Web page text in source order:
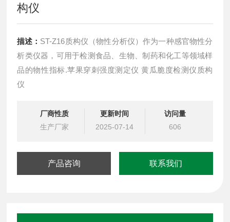
构仪
描述： ST-Z16质构仪（物性分析仪）作为一种感官物性分
析类仪器，可用于检测食品、生物、制药和化工等领域样
品的物性指标.苹果穿刺强度测定仪 黄瓜脆度检测仪质构
仪
厂商性质
生产厂家
更新时间
2025-07-14
访问量
606
产品咨询 联系我们